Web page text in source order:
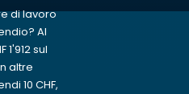
di lavoro
Al
sul
altre
10 CHF,